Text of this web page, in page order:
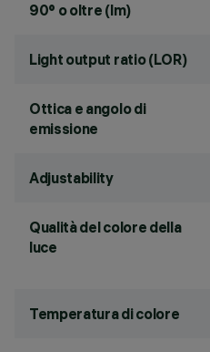
90° o oltre (lm)
Light output ratio (LOR)
Ottica e angolo di
emissione
Adjustability
Qualità del colore della
luce
Temperatura di colore